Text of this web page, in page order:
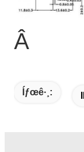
Â
Íƒœê·¸: